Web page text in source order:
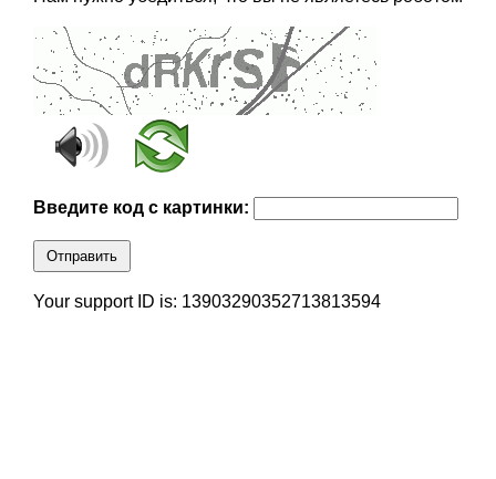
Введите код с картинки:
Отправить
Your support ID is: 13903290352713813594